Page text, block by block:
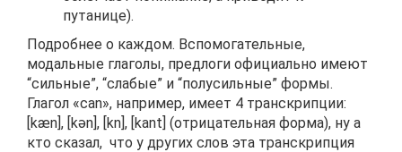
путанице).
Подробнее о каждом. Вспомогательные,
модальные глаголы, предлоги официально имеют
“сильные”, “слабые” и “полусильные” формы.
Глагол «can», например, имеет 4 транскрипции:
[kæn], [kən], [kn], [kant] (отрицательная форма), ну а
кто сказал, что у других слов эта транскрипция